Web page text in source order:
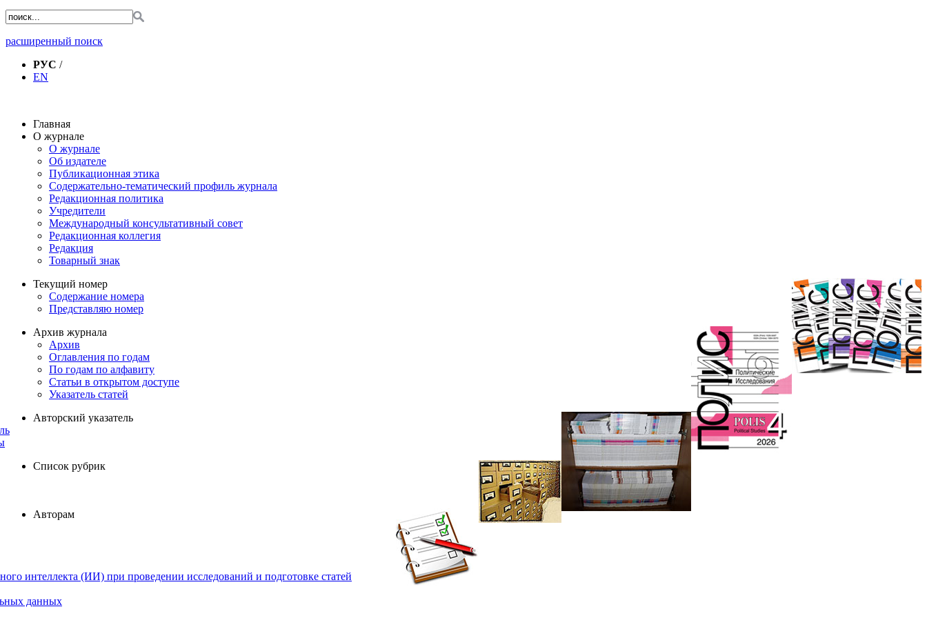
расширенный поиск
РУС /
EN
Главная
О журнале
О журнале
Об издателе
Публикационная этика
Содержательно-тематический профиль журнала
Редакционная политика
Учредители
Международный консультативный совет
Редакционная коллегия
Редакция
Товарный знак
Текущий номер
Содержание номера
Представляю номер
Архив журнала
Архив
Оглавления по годам
По годам по алфавиту
Статьи в открытом доступе
Указатель статей
Авторский указатель
Список рубрик
Авторам
интеллекта (ИИ) при проведении исследований и подготовке статей
данных